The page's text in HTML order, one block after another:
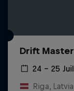
Drift
24 – 25
Riga, Latvia